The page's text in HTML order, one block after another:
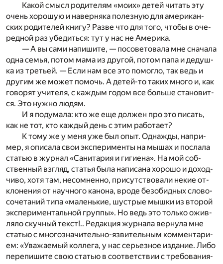
Ка­кой смысл ро­ди­те­лям «моих» де­тей чи­тать эту
очень хо­ро­шую и на­вер­ня­ка по­лез­ную для аме­ри­кан­
ских ро­ди­те­лей кни­гу? Раз­ве что для того, что­бы в оче­
ред­ной раз убе­дить­ся: тут у нас не Аме­ри­ка.
— А вы сами на­пи­ши­те, — по­со­ве­то­ва­ла мне сна­ча­ла
одна се­мья, по­том мама из дру­гой, по­том папа и де­душ­
ка из тре­тьей. — Если нам все это по­мо­гло, так ведь и
дру­гим же мо­жет по­мочь. А де­тей-то та­ких мно­го и, как
го­во­рят учи­те­ля, с каж­дым го­дом все боль­ше ста­но­вит­
ся. Это нуж­но лю­дям.
И я по­ду­ма­ла: кто же еще дол­жен проэто пи­сать,
как не тот, кто каж­дый день сэтим ра­бо­та­ет?
К тому же у меня уже был опыт. Од­на­жды, на­при­
мер, я опи­са­ла свои экс­пе­ри­мен­ты на мы­шах и по­сла­ла
ста­тью в жур­нал «Са­ни­та­рия и ги­ги­е­на». На мой соб­
ствен­ный взгляд, ста­тья была на­пи­са­на хо­ро­шо и до­ход­
чи­во, хотя там, не­со­мнен­но, при­сут­ство­ва­ли не­кие от­
кло­не­ния от на­уч­но­го ка­но­на, вро­де без­обид­ных сло­во­
со­че­та­ний типа «ма­лень­кие, шустрые мыш­ки из вто­рой
экс­пе­ри­мен­таль­ной груп­пы». Но ведь это толь­ко ожив­
ля­ло скуч­ный текст!.. Ре­дак­ция жур­на­ла вер­ну­ла мне
ста­тью с мно­го­зна­чи­тель­но-яз­ви­тель­ным ком­мен­та­ри­
ем: «Ува­жа­е­мый кол­ле­га, у нас се­рьез­ное из­да­ние. Либо
пе­ре­пи­ши­те свою ста­тью в со­от­вет­ствии с тре­бо­ва­ни­я­